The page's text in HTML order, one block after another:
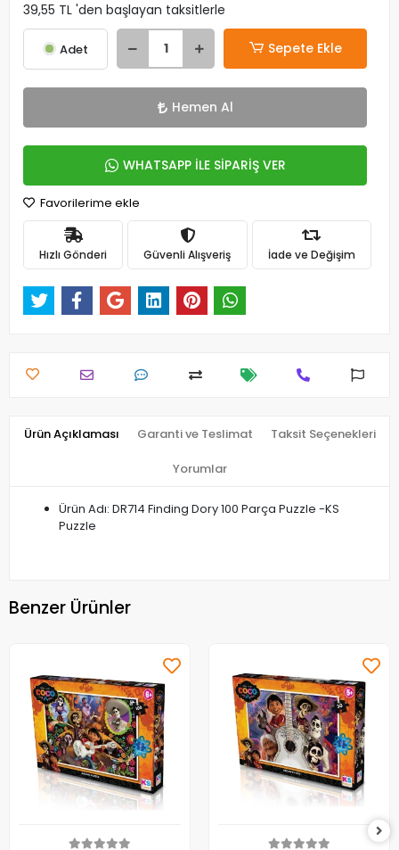
39,55 TL 'den başlayan taksitlerle
Adet Sepete Ekle
Hemen Al
WHATSAPP İLE SİPARİŞ VER
Favorilerime ekle
Hızlı Gönderi Güvenli Alışveriş İade ve Değişim
Ürün Açıklaması Garanti ve Teslimat Taksit Seçenekleri
Yorumlar
Ürün Adı: DR714 Finding Dory 100 Parça Puzzle -KS
Puzzle
Benzer Ürünler